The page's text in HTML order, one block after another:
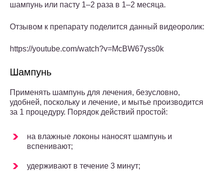
шампунь или пасту 1–2 раза в 1–2 месяца.
Отзывом к препарату поделится данный видеоролик:
https://youtube.com/watch?v=McBW67yss0k
Шампунь
Применять шампунь для лечения, безусловно,
удобней, поскольку и лечение, и мытье производится
за 1 процедуру. Порядок действий простой:
на влажные локоны наносят шампунь и
вспенивают;
удерживают в течение 3 минут;